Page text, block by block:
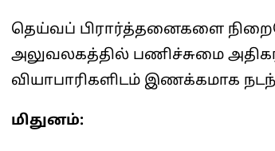
தெய்வப் பிரார்த்தனைகளை
அலுவலகத்தில் பணிச்சுமை
வியாபாரிகளிடம் இணக்கமாக
மிதுனம்: